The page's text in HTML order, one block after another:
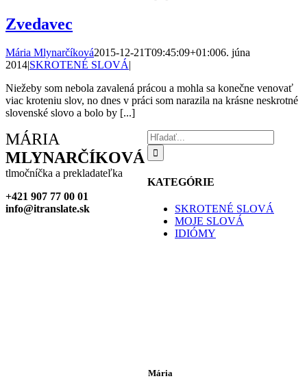
Zvedavec
Mária Mlynarčíková2015-12-21T09:45:09+01:006. júna
2014|SKROTENÉ SLOVÁ|
Niežeby som nebola zavalená prácou a mohla sa konečne venovať
viac kroteniu slov, no dnes v práci som narazila na krásne neskrotné
slovenské slovo a bolo by [...]
Hľadať:
KATEGÓRIE
SKROTENÉ SLOVÁ
MOJE SLOVÁ
IDIÓMY
Mária
MÁRIA
MLYNARČÍKOVÁ
tlmočníčka a prekladateľka
+421 907 77 00 01
info@itranslate.sk